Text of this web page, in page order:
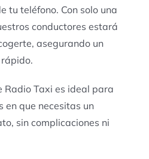
tu teléfono. Con solo una
conductores estará
asegurando un
Radio Taxi es ideal para
en que necesitas un
sin complicaciones ni